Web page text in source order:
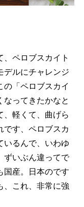
ペロブスカイト
デルにチャレンジ
の「ペロブスカイ
なってきたかなと
、軽くて、曲げら
です、ペロブスカ
いるんで、いわゆ
ずいぶん違ってで
国産。日本のです
、これ、非常に強